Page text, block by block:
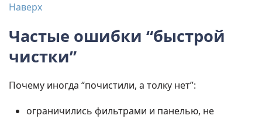
Наверх
Частые ошибки “быстрой
чистки”
Почему иногда “почистили, а толку нет”:
ограничились фильтрами и панелью, не